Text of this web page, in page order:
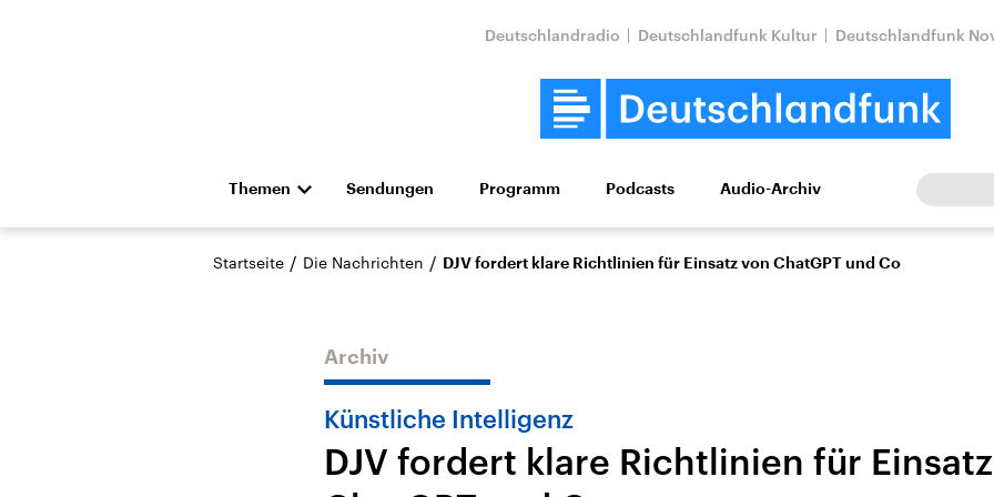
Deutschlandradio Deutschlandfunk Kultur Deutschlandfunk
Themen
Die Nachrichten Politik Wirtschaft Wissen Kultur Europa
Hörspiel und Feature Musik
Landtagswahl Sachsen-
USA
Nahostkonflikt
Iran
Sendungen Programm Podcasts Audio-Archiv
Startseite / Die Nachrichten / DJV fordert klare Richtlinien für Einsatz von ChatGPT und Co
Archiv
Künstliche Intelligenz
DJV fordert klare Richtlinien für